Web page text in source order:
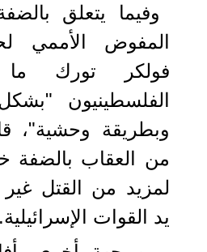
وفيما يتعلق
المفوض الأممي
فولكر تورك
الفلسطينيون
وبطريقة وحشية"،
من العقاب بالضفة
لمزيد من القتل
يد القوات الإسرائيلية.